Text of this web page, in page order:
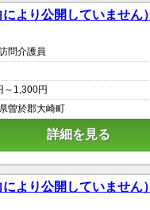
により公開していません）
問介護員
～1,300円
曽於郡大崎町
詳細を見る
により公開していません）